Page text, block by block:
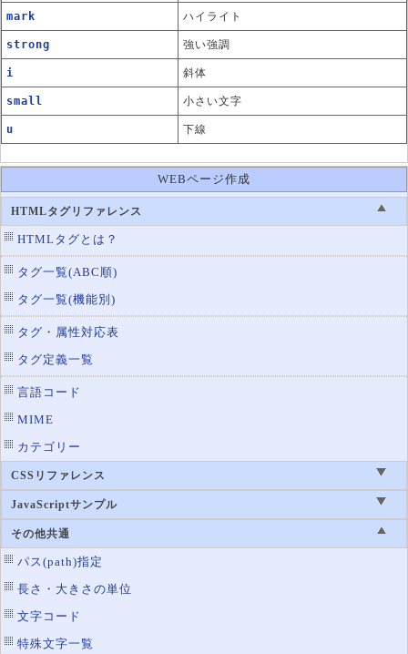
mark ハイライト
strong 強い強調
i 斜体
small 小さい文字
u 下線
WEBページ作成
HTMLタグリファレンス
HTMLタグとは？
タグ一覧(ABC順)
タグ一覧(機能別)
タグ・属性対応表
タグ定義一覧
言語コード
MIME
カテゴリー
CSSリファレンス
JavaScriptサンプル
その他共通
パス(path)指定
長さ・大きさの単位
文字コード
特殊文字一覧